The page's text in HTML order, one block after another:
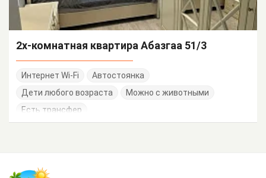
2х-комнатная квартира Абазгаа 51/3
Интернет Wi-Fi
Автостоянка
Дети любого возраста
Можно с животными
Есть трансфер